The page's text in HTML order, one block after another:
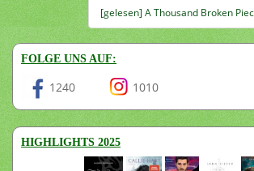
[gelesen] A Thousand Broken
FOLGE UNS AUF:
1240 1010
HIGHLIGHTS 2025